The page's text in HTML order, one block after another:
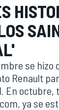
se hizo
Renault
En octubre,
ya se